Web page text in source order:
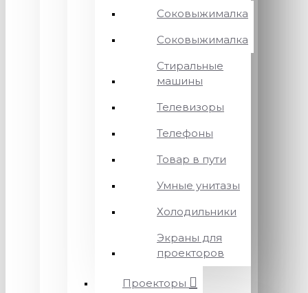
Соковыжималка
Соковыжималка
Стиральные
машины
Телевизоры
Телефоны
Товар в пути
Умные унитазы
Холодильники
Экраны для
проекторов
Проекторы